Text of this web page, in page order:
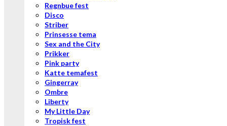
Regnbue fest
Disco
Striber
Prinsesse tema
Sex and the City
Prikker
Pink party
Katte temafest
Gingerray
Ombre
Liberty
My Little Day
Tropisk fest